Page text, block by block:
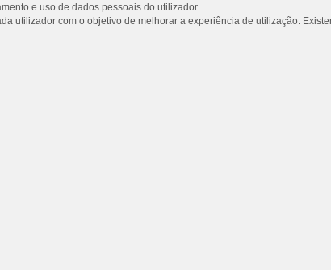
e uso de dados pessoais do utilizador
utilizador com o objetivo de melhorar a experiência de utilização.